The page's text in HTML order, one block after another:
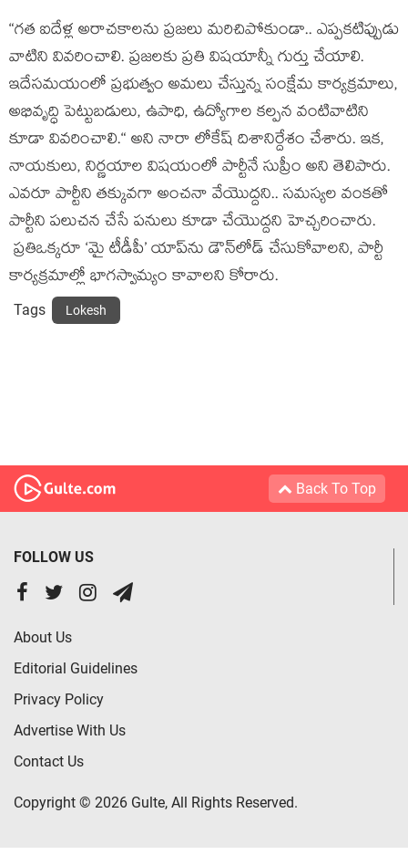
“గ‌త ఐదేళ్ల అరాచ‌కాల‌ను ప్ర‌జ‌లు మ‌రిచిపోకుండా.. ఎప్ప‌క‌టిప్పుడు
వాటిని వివ‌రించాలి. ప్ర‌జ‌ల‌కు ప్ర‌తి విష‌యాన్నీ గుర్తు చేయాలి.
ఇదేస‌మ‌యంలో ప్ర‌భుత్వం అమ‌లు చేస్తున్న సంక్షేమ కార్య‌క్ర‌మాలు,
అభివృద్ధి పెట్టుబ‌డులు, ఉపాధి, ఉద్యోగాల క‌ల్ప‌న వంటివాటిని
కూడా వివ‌రించాలి.“ అని నారా లోకేష్ దిశానిర్దేశం చేశారు. ఇక‌,
నాయ‌కులు, నిర్ణ‌యాల విష‌యంలో పార్టీనే సుప్రీం అని తెలిపారు.
ఎవ‌రూ పార్టీని త‌క్కువ‌గా అంచ‌నా వేయొద్ద‌ని.. స‌మ‌స్య‌ల వంక‌తో
పార్టీని ప‌లుచ‌న చేసే ప‌నులు కూడా చేయొద్ద‌ని హెచ్చ‌రించారు.
ప్రతిఒక్కరూ ‘మై టీడీపీ’ యాప్‌ను డౌన్‌లోడ్ చేసుకోవాలని, పార్టీ
కార్య‌క్ర‌మాల్లో భాగ‌స్వామ్యం కావాల‌ని కోరారు.
Tags Lokesh
Back To Top
FOLLOW US
About Us
Editorial Guidelines
Privacy Policy
Advertise With Us
Contact Us
Copyright © 2026 Gulte, All Rights Reserved.